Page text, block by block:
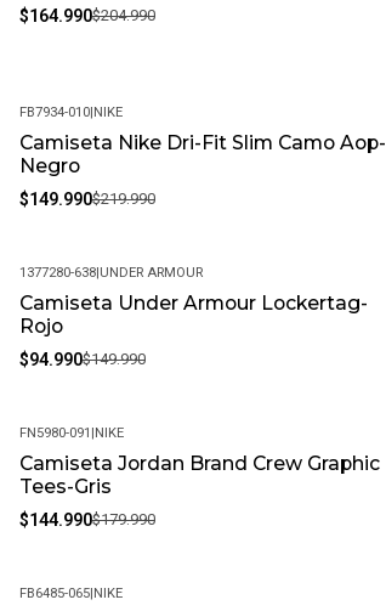
$164.990$204.990
-32%
FB7934-010|NIKE
Camiseta Nike Dri-Fit Slim Camo Aop-
Negro
$149.990$219.990
-37%
1377280-638|UNDER ARMOUR
Camiseta Under Armour Lockertag-
Rojo
$94.990$149.990
-19%
FN5980-091 |NIKE
Camiseta Jordan Brand Crew Graphic
Tees-Gris
$144.990$179.990
FB6485-065|NIKE